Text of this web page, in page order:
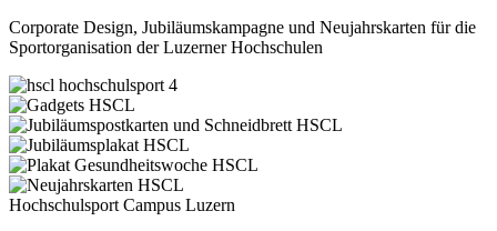
Corporate Design, Jubiläumskampagne und Neujahrskarten für die
Sportorganisation der Luzerner Hochschulen
Hochschulsport Campus Luzern